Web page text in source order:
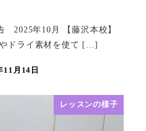
2025年10月 【藤沢本校】
ドライ素材を使て […]
11月14日
レッスンの様子